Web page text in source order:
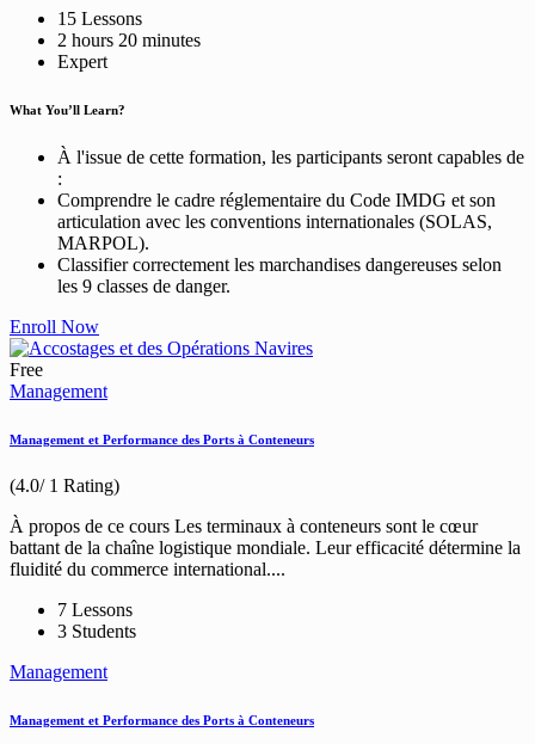
15 Lessons
2 hours 20 minutes
Expert
What You’ll Learn?
À l'issue de cette formation, les participants seront capables de
:
Comprendre le cadre réglementaire du Code IMDG et son
articulation avec les conventions internationales (SOLAS,
MARPOL).
Classifier correctement les marchandises dangereuses selon
les 9 classes de danger.
Enroll Now
Free
Management
Management et Performance des Ports à Conteneurs
(4.0/ 1 Rating)
À propos de ce cours Les terminaux à conteneurs sont le cœur
battant de la chaîne logistique mondiale. Leur efficacité détermine la
fluidité du commerce international....
7 Lessons
3 Students
Management
Management et Performance des Ports à Conteneurs